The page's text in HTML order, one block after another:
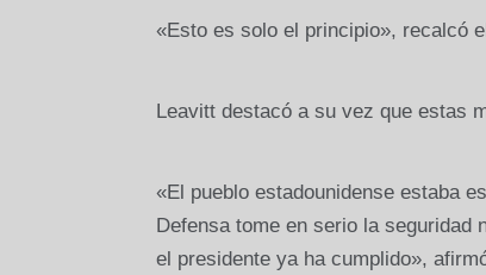
«Esto es solo el principio», recalcó
Leavitt destacó a su vez que estas
«El pueblo estadounidense estaba
Defensa tome en serio la seguridad
el presidente ya ha cumplido»,